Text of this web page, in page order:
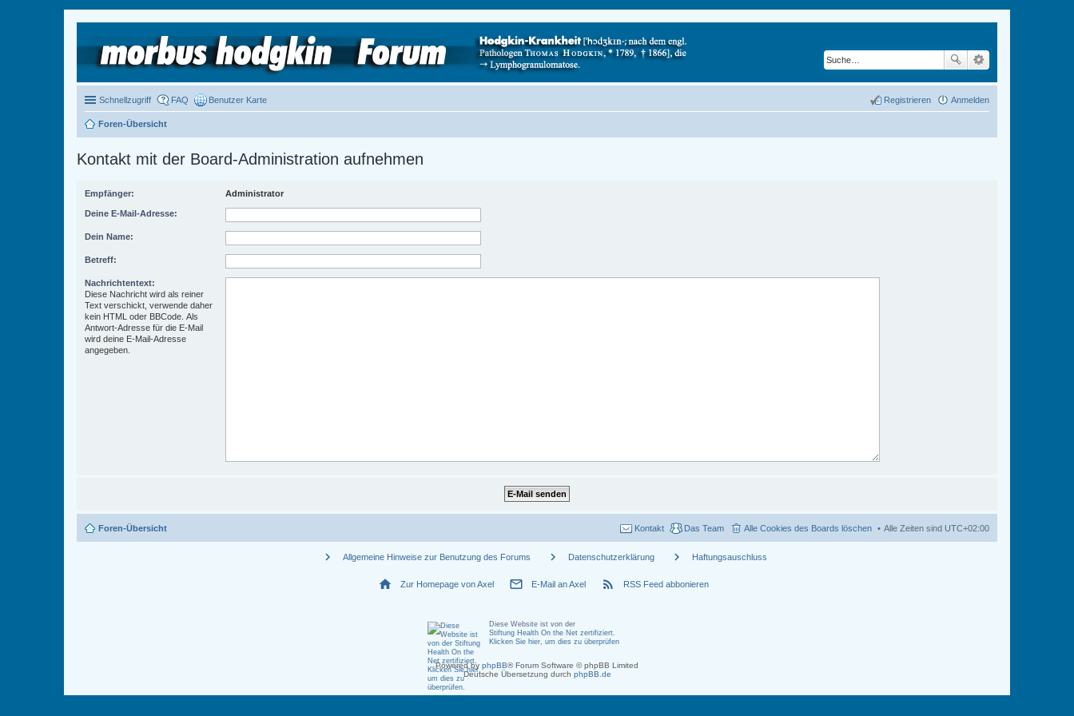
Schnellzugriff FAQ Benutzer Karte Anmelden
Registrieren
Foren-Übersicht
Kontakt mit der Board-Administration aufnehmen
Empfänger: Administrator
Deine E-Mail-Adresse:
Dein Name:
Betreff:
Nachrichtentext:
Diese Nachricht wird als reiner
Text verschickt, verwende daher
kein HTML oder BBCode. Als
Antwort-Adresse für die E-Mail
wird deine E-Mail-Adresse
angegeben.
Foren-Übersicht Alle Zeiten sind UTC+02:00
Alle Cookies des Boards löschen
Das Team
Kontakt
chevron_right Allgemeine Hinweise zur Benutzung des Forums chevron_right Datenschutzerklärung chevron_right Haftungsauschluss
home Zur Homepage von Axel mail_outline E-Mail an Axel rss_feed RSS Feed abbonieren
Diese Website ist von der
Stiftung Health On the Net zertifiziert.
Klicken Sie hier, um dies zu überprüfen
Powered by phpBB® Forum Software © phpBB Limited
Deutsche Übersetzung durch phpBB.de